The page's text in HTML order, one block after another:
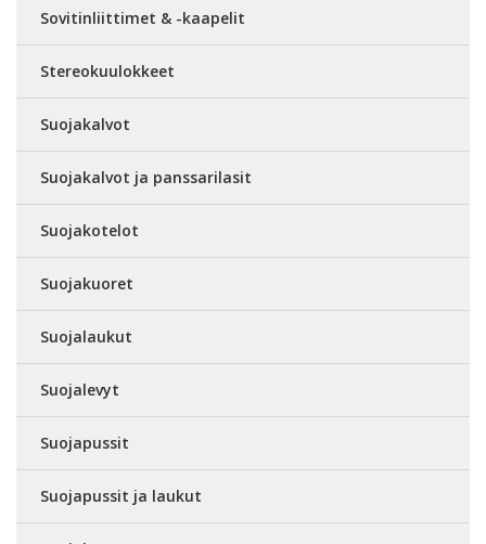
Sovitinliittimet & -kaapelit
Stereokuulokkeet
Suojakalvot
Suojakalvot ja panssarilasit
Suojakotelot
Suojakuoret
Suojalaukut
Suojalevyt
Suojapussit
Suojapussit ja laukut